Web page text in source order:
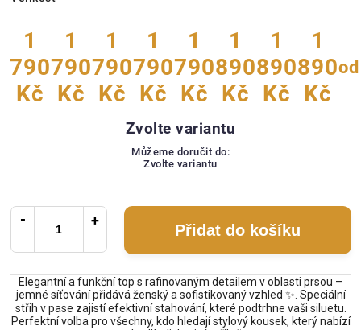
1
790
Kč
1
790
Kč
1
790
Kč
1
790
Kč
1
790
Kč
1
890
Kč
1
890
Kč
1
890
Kč
od
Zvolte variantu
Můžeme doručit do:
Zvolte variantu
Přidat do košíku
Elegantní a funkční top s rafinovaným detailem v oblasti prsou –
jemné síťování přidává ženský a sofistikovaný vzhled ✨. Speciální
střih v pase zajistí efektivní stahování, které podtrhne vaši siluetu.
Perfektní volba pro všechny, kdo hledají stylový kousek, který nabízí